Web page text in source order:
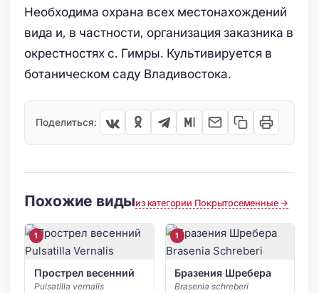
Необходима охрана всех местонахождений
вида и, в частности, организация заказника в
окрестностях с. Гимры. Культивируется в
ботаническом саду Владивостока.
Поделиться:
Похожие видыиз категории Покрытосеменные →
1
Прострел весенний
Pulsatilla vernalis
1
Бразения Шребера
Brasenia schreberi